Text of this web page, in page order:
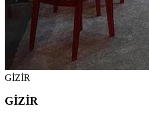
GİZİR
GİZİR